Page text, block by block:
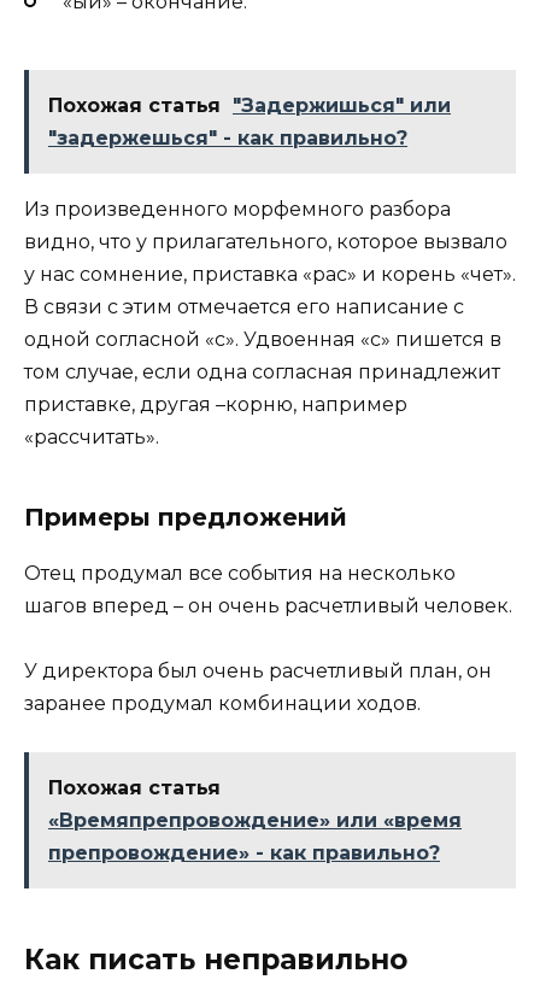
Похожая статья
"Задержишься" или
"задержешься" - как правильно?
Из произведенного морфемного разбора
видно, что у прилагательного, которое вызвало
у нас сомнение, приставка «рас» и корень «чет».
В связи с этим отмечается его написание с
одной согласной «с». Удвоенная «с» пишется в
том случае, если одна согласная принадлежит
приставке, другая –корню, например
«рассчитать».
Примеры предложений
Отец продумал все события на несколько
шагов вперед – он очень расчетливый человек.
У директора был очень расчетливый план, он
заранее продумал комбинации ходов.
Похожая статья
«Времяпрепровождение» или «время
препровождение» - как правильно?
Как писать неправильно